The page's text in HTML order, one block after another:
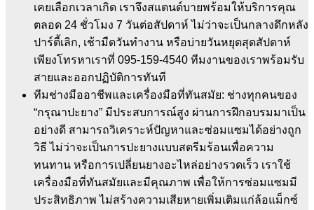
เคยเลือกเวลาเกิด เราจึงสแตนด์บายพร้อมให้บริการคุณ
ตลอด 24 ชั่วโมง 7 วันต่อสัปดาห์ ไม่ว่าจะเป็นกลางดึกหลัง
ปาร์ตี้เลิก, เช้ามืดวันทำงาน หรือบ่ายวันหยุดสุดสัปดาห์
เพียงโทรหาเราที่ 095-159-4540 ทีมงานของเราพร้อมรับ
สายและออกปฏิบัติการทันที
ทีมช่างมืออาชีพและเครื่องมือที่ทันสมัย: ช่างทุกคนของ
“กรุณาปะยาง” มีประสบการณ์สูง ผ่านการฝึกอบรมมาเป็น
อย่างดี สามารถวิเคราะห์ปัญหาและซ่อมแซมได้อย่างถูก
วิธี ไม่ว่าจะเป็นการปะยางแบบสตรีมร้อนเพื่อความ
ทนทาน หรือการเปลี่ยนยางอะไหล่อย่างรวดเร็ว เราใช้
เครื่องมือที่ทันสมัยและมีคุณภาพ เพื่อให้การซ่อมแซมมี
ประสิทธิภาพ ไม่สร้างความเสียหายเพิ่มเติมแก่ล้อแม็กซ์